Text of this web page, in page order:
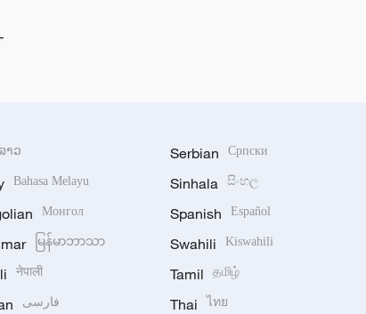
າວ
Bahasa Melayu
Монгол
မြန်မာဘာသာ
नेपाली
فارسی
Serbian Српски
Sinhala සිංහල
Spanish Español
Swahili Kiswahili
Tamil தமிழ்
Thai ไทย